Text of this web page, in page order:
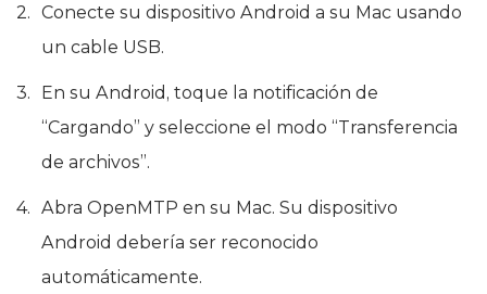
Conecte su dispositivo Android a su Mac usando
un cable USB.
En su Android, toque la notificación de
“Cargando” y seleccione el modo “Transferencia
de archivos”.
Abra OpenMTP en su Mac. Su dispositivo
Android debería ser reconocido
automáticamente.